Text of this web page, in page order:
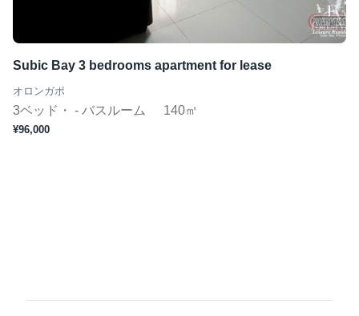
Subic Bay 3 bedrooms apartment for lease
オロンガポ
3ベッド・ - バスルーム 140㎡
¥96,000